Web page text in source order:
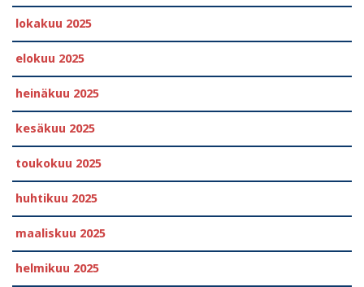
lokakuu 2025
elokuu 2025
heinäkuu 2025
kesäkuu 2025
toukokuu 2025
huhtikuu 2025
maaliskuu 2025
helmikuu 2025